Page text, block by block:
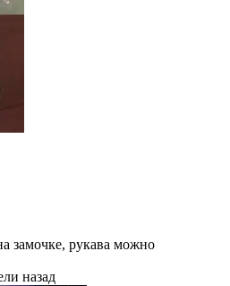
замочке, рукава можно
назад